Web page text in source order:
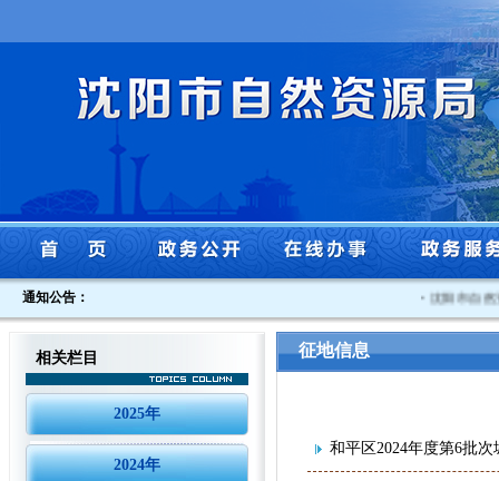
通知公告： 沈阳市自然
相关栏目
2025年
2024年
征地信息
和平区2024年度第6批